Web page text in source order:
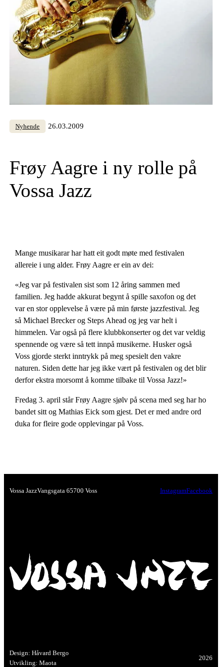
Nyhende 26.03.2009
Frøy Aagre i ny rolle på
Vossa Jazz
Mange musikarar har hatt eit godt møte med festivalen
allereie i ung alder. Frøy Aagre er ein av dei:
«Jeg var på festivalen sist som 12 åring sammen med
familien. Jeg hadde akkurat begynt å spille saxofon og det
var en stor opplevelse å være på min første jazzfestival. Jeg
så Michael Brecker og Steps Ahead og jeg var helt i
himmelen. Var også på flere klubbkonserter og det var veldig
spennende og være så tett innpå musikerne. Husker også
Voss gjorde sterkt inntrykk på meg spesielt den vakre
naturen. Siden dette har jeg ikke vært på festivalen og det blir
derfor ekstra morsomt å komme tilbake til Vossa Jazz!»
Fredag 3. april står Frøy Aagre sjølv på scena med seg har ho
bandet sitt og Mathias Eick som gjest. Det er med andre ord
duka for fleire gode opplevingar på Voss.
Vossa JazzVangsgata 65700 Voss InstagramFacebook
Design: Håvard Bergo
Utvikling: Maota
2026